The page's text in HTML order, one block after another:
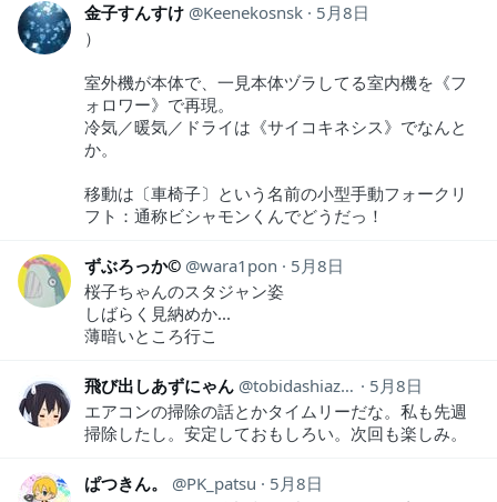
金子すんすけ Keenekosnsk
5月8日
）
室外機が本体で、一見本体ヅラしてる室内機を《フ
ォロワー》で再現。
冷気／暖気／ドライは《サイコキネシス》でなんと
か。
移動は〔車椅子〕という名前の小型手動フォークリ
フト：通称ビシャモンくんでどうだっ！
ずぶろっか©︎ wara1pon
5月8日
桜子ちゃんのスタジャン姿
しばらく見納めか...
薄暗いところ行こ
飛び出しあずにゃん tobidashiazunya
5月8日
エアコンの掃除の話とかタイムリーだな。私も先週
掃除したし。安定しておもしろい。次回も楽しみ。
ぱつきん。 PK_patsu
5月8日